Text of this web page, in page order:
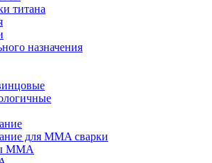
титана
назначения
для MMA сварки
MMA